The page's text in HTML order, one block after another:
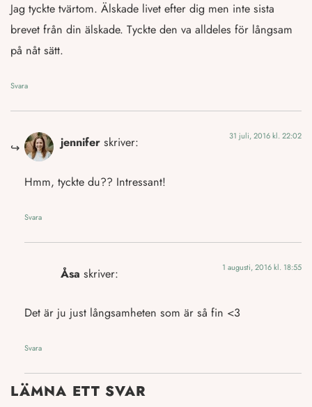
Jag tyckte tvärtom. Älskade livet efter dig men inte sista
brevet från din älskade. Tyckte den va alldeles för långsam
på nåt sätt.
Svara
jennifer skriver: 31 juli, 2016 kl. 22:02
Hmm, tyckte du?? Intressant!
Svara
Åsa skriver: 1 augusti, 2016 kl. 18:55
Det är ju just långsamheten som är så fin <3
Svara
LÄMNA ETT SVAR